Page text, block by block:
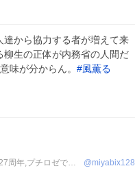
から協力する者が増えて来
柳生の正体が内務省の人間だ
味が分からん。 #風薫る
麻見🐢雅🍐 高階くん単行本3巻R8,5/12発売,7/15デビュー27周年,プチロゼで連載中 @miyabix128